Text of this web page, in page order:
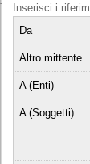
Inserisci i
Da
Altro mittente
A (Enti)
A (Soggetti)